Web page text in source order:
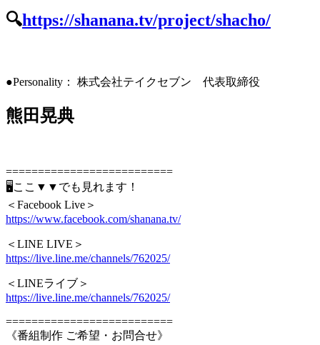
🔍https://shanana.tv/project/shacho/
●Personality： 株式会社テイクセブン 代表取締役
熊田晃典
==========================
🖥ここ▼▼でも見れます！
＜Facebook Live＞
https://www.facebook.com/shanana.tv/
＜LINE LIVE＞
https://live.line.me/channels/762025/
＜LINEライブ＞
https://live.line.me/channels/762025/
==========================
《番組制作 ご希望・お問合せ》